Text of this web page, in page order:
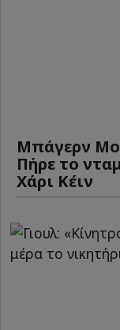
Μπάγερν
Πήρε το
Χάρι Κέιν